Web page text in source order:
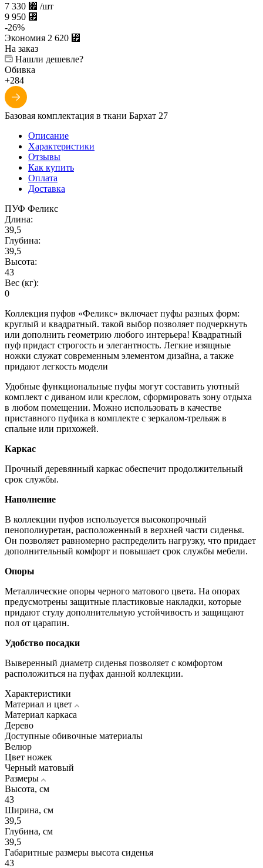
7 330 ⃏ /шт
9 950 ⃏
-26%
Экономия 2 620 ⃏
На заказ
Нашли дешевле?
Обивка
+284
Базовая комплектация в ткани Бархат 27
Описание
Характеристики
Отзывы
Как купить
Оплата
Доставка
ПУФ Феликс
Длина:
39,5
Глубина:
39,5
Высота:
43
Вес (кг):
0
Коллекция пуфов «Феликс» включает пуфы разных форм:
круглый и квадратный. такой выбор позволяет подчеркнуть
или дополнить геометрию любого интерьера! Квадратный
пуф придаст строгость и элегантность. Легкие изящные
ножки служат современным элементом дизайна, а также
придают легкость модели
Удобные функциональные пуфы могут составить уютный
комплект с диваном или креслом, сформировать зону отдыха
в любом помещении. Можно использовать в качестве
приставного пуфика в комплекте с зеркалом-трельяж в
спальне или прихожей.
Каркас
Прочный деревянный каркас обеспечит продолжительный
срок службы.
Наполнение
В коллекции пуфов используется высокопрочный
пенополиуретан, расположенный в верхней части сиденья.
Он позволяет равномерно распределить нагрузку, что придает
дополнительный комфорт и повышает срок службы мебели.
Опоры
Металлические опоры черного матового цвета. На опорах
предусмотрены защитные пластиковые накладки, которые
придают стулу дополнительную устойчивость и защищают
пол от царапин.
Удобство посадки
Выверенный диаметр сиденья позволяет с комфортом
расположиться на пуфах данной коллекции.
Характеристики
Материал и цвет
Материал каркаса
Дерево
Доступные обивочные материалы
Велюр
Цвет ножек
Черный матовый
Размеры
Высота, см
43
Ширина, см
39,5
Глубина, см
39,5
Габаритные размеры высота сиденья
43